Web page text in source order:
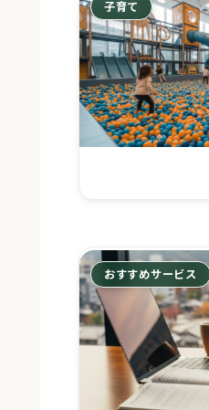
子育て
おすすめサービス